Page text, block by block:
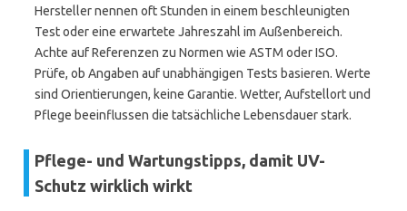
Hersteller nennen oft Stunden in einem beschleunigten
Test oder eine erwartete Jahreszahl im Außenbereich.
Achte auf Referenzen zu Normen wie ASTM oder ISO.
Prüfe, ob Angaben auf unabhängigen Tests basieren. Werte
sind Orientierungen, keine Garantie. Wetter, Aufstellort und
Pflege beeinflussen die tatsächliche Lebensdauer stark.
Pflege- und Wartungstipps, damit UV-
Schutz wirklich wirkt